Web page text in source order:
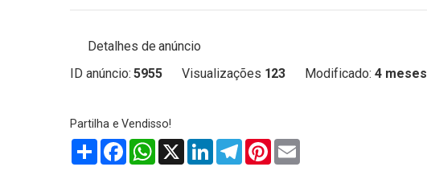
Detalhes de anúncio
ID anúncio: 5955 Visualizações 123 Modificado: 4 meses
PartilharFacebookWhatsApp
X LinkedInTelegramPinterest